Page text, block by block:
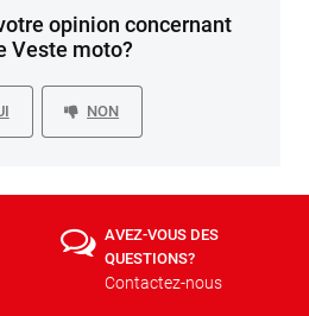
opinion concernant
Veste moto?
NON
AVEZ-VOUS DES
QUESTIONS?
Contactez-nous